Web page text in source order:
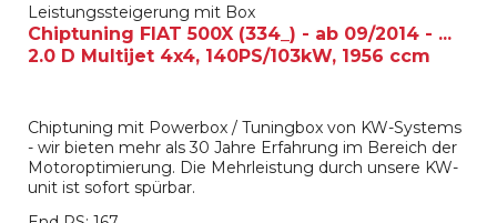
Leistungssteigerung mit Box
Chiptuning FIAT 500X (334_) - ab 09/2014 - ...
2.0 D Multijet 4x4, 140PS/103kW, 1956 ccm
Chiptuning mit Powerbox / Tuningbox von KW-Systems
- wir bieten mehr als 30 Jahre Erfahrung im Bereich der
Motoroptimierung. Die Mehrleistung durch unsere KW-
unit ist sofort spürbar.